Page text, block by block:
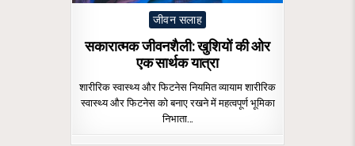
Posted
जीवन सलाह
सकारात्मक जीवनशैली: खुशियों की ओर
एक सार्थक यात्रा
शारीरिक स्वास्थ्य और फिटनेस नियमित व्यायाम शारीरिक
स्वास्थ्य और फिटनेस को बनाए रखने में महत्वपूर्ण भूमिका
निभाता…